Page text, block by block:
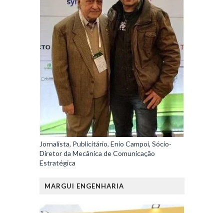
Jornalista, Publicitário, Enio Campoi, Sócio-
Diretor da Mecânica de Comunicação
Estratégica
MARGUI ENGENHARIA